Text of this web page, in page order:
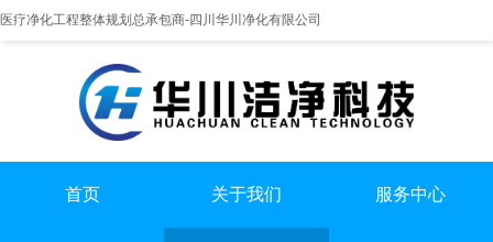
医疗净化工程整体规划总承包商-四川华川净化有限公司
提供实医疗净化整体解决方案
首页 关于我们 服务中心